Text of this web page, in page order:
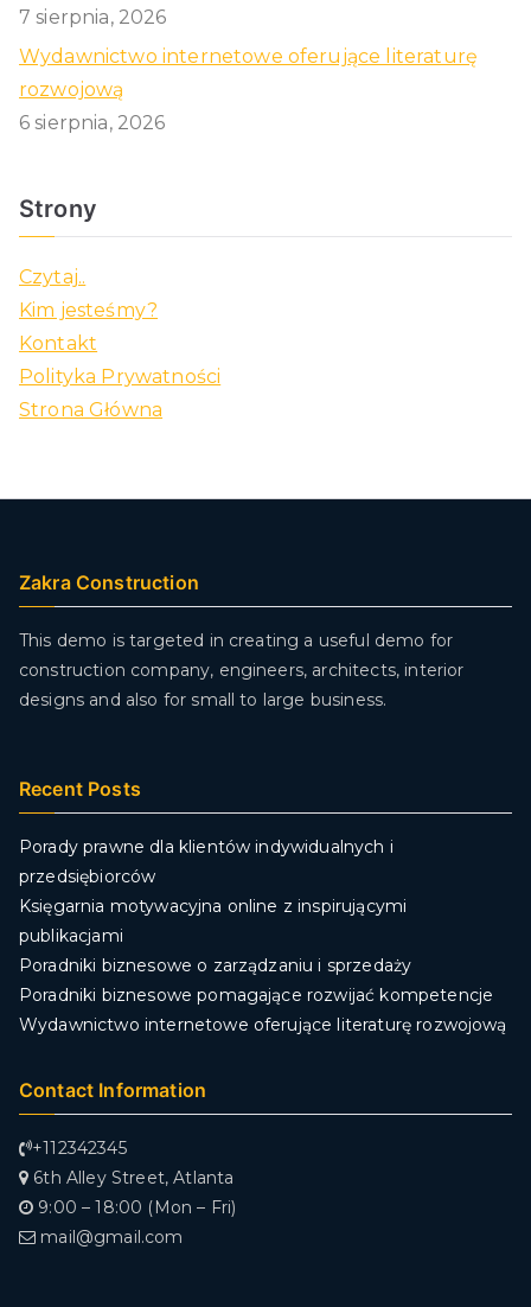
7 sierpnia, 2026
Wydawnictwo internetowe oferujące literaturę
rozwojową
6 sierpnia, 2026
Strony
Czytaj..
Kim jesteśmy?
Kontakt
Polityka Prywatności
Strona Główna
Zakra Construction
This demo is targeted in creating a useful demo for
construction company, engineers, architects, interior
designs and also for small to large business.
Recent Posts
Porady prawne dla klientów indywidualnych i
przedsiębiorców
Księgarnia motywacyjna online z inspirującymi
publikacjami
Poradniki biznesowe o zarządzaniu i sprzedaży
Poradniki biznesowe pomagające rozwijać kompetencje
Wydawnictwo internetowe oferujące literaturę rozwojową
Contact Information
+112342345
6th Alley Street, Atlanta
9:00 – 18:00 (Mon – Fri)
mail@gmail.com